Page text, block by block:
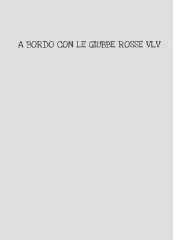
A BORDO CON LE GIUBBE ROSSE VLV